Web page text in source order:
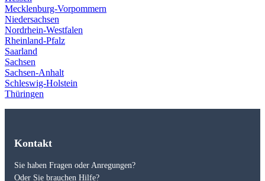
Mecklenburg-Vorpommern
Niedersachsen
Nordrhein-Westfalen
Rheinland-Pfalz
Saarland
Sachsen
Sachsen-Anhalt
Schleswig-Holstein
Thüringen
Kontakt
Sie haben Fragen oder Anregungen?
Oder Sie brauchen Hilfe?